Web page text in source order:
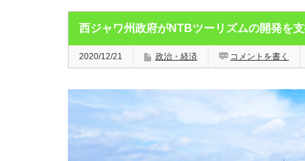
西ジャワ州政府がNTBツーリズムの開発を
2020/12/21 政治・経済 コメントを書く